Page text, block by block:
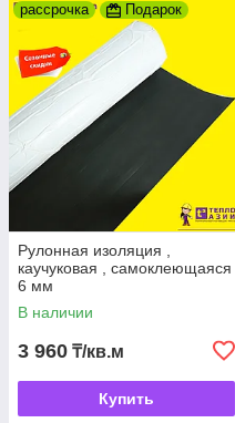
рассрочка Подарок
Рулонная изоляция ,
каучуковая , самоклеющаяся
6 мм
В наличии
3 960 ₸/кв.м
Купить